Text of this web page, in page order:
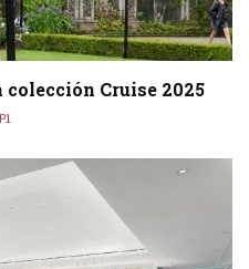
Cruise 2025